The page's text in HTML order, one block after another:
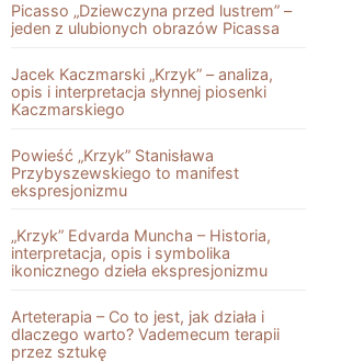
Picasso „Dziewczyna przed lustrem” –
jeden z ulubionych obrazów Picassa
Jacek Kaczmarski „Krzyk” – analiza,
opis i interpretacja słynnej piosenki
Kaczmarskiego
Powieść „Krzyk” Stanisława
Przybyszewskiego to manifest
ekspresjonizmu
„Krzyk” Edvarda Muncha – Historia,
interpretacja, opis i symbolika
ikonicznego dzieła ekspresjonizmu
Arteterapia – Co to jest, jak działa i
dlaczego warto? Vademecum terapii
przez sztukę